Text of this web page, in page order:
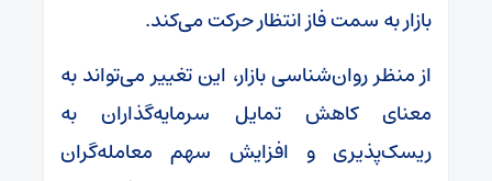
بازار به سمت فاز انتظار حرکت می‌کند.
از منظر روان‌شناسی بازار، این تغییر می‌تواند به
معنای کاهش تمایل سرمایه‌گذاران به
ریسک‌پذیری و افزایش سهم معامله‌گران